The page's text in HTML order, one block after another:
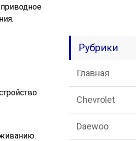
Рубрики
Главная
Chevrolet
Daewoo